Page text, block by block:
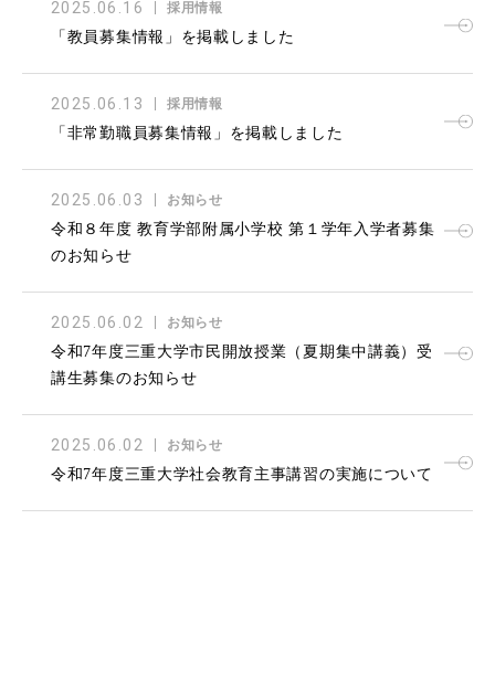
2025.06.16 採用情報
「教員募集情報」を掲載しました
2025.06.13 採用情報
「非常勤職員募集情報」を掲載しました
2025.06.03 お知らせ
令和８年度 教育学部附属小学校 第１学年入学者募集
のお知らせ
2025.06.02 お知らせ
令和7年度三重大学市民開放授業（夏期集中講義）受
講生募集のお知らせ
2025.06.02 お知らせ
令和7年度三重大学社会教育主事講習の実施について